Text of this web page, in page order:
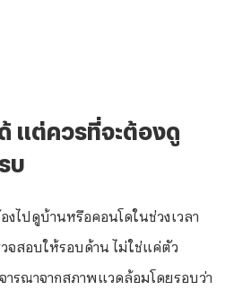
แต่ควรที่จะต้องดู
บ
ไปดูบ้านหรือคอนโดในช่วงเวลา
จสอบให้รอบด้าน ไม่ใช่แค่ตัว
ารณาจากสภาพแวดล้อมโดยรอบว่า